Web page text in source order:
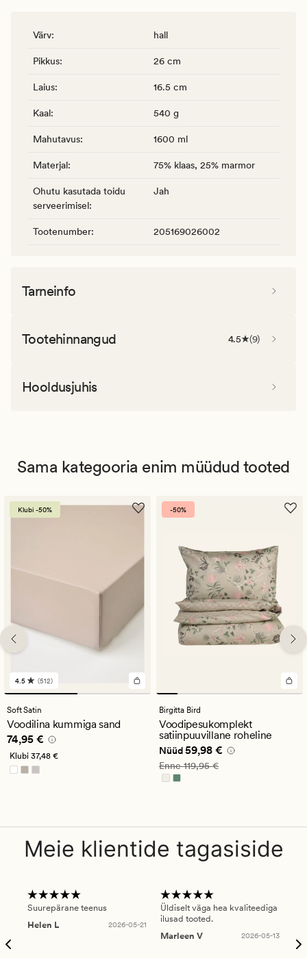
Värv: hall
Pikkus: 26 cm
Laius: 16.5 cm
Kaal: 540 g
Mahutavus: 1600 ml
Materjal: 75% klaas, 25% marmor
Ohutu kasutada toidu
serveerimisel:
Jah
Tootenumber: 205169026002
Tarneinfo
Tootehinnangud 4.5 (9)
Hooldusjuhis
Sama kategooria enim müüdud tooted
Klubi -50%
512
arvustust
keskmise
hinnanguga
4.5
4.5 (512)
Soft Satin
Voodilina kummiga sand
Pris_ee 74,95 €
74,95 €
Klubi 37,48 €
-50%
Birgitta Bird
Voodipesukomplekt
satiinpuuvillane roheline
Nåværende pris_ee
Nüüd59,98 €
Vanlig pris_ee
Enne119,95 €
Meie klientide tagasiside
Suurepärane teenus
Helen L
2026-05-21
Üldiselt väga hea kvaliteediga
ilusad tooted.
Marleen V
2026-05-13